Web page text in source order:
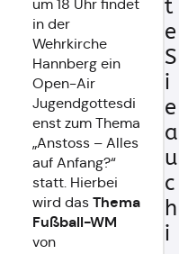
um 18 Uhr findet
in der
Wehrkirche
Hannberg ein
Open-Air
Jugendgottesdi
enst zum Thema
„Anstoss – Alles
auf Anfang?“
statt. Hierbei
wird das Thema
Fußball-WM
von
t
e
S
i
e
a
u
c
h
i